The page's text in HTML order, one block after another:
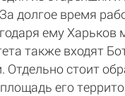
долгое время
ему
также входят
стоит
его